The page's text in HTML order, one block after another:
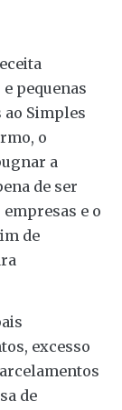
e pequenas
ao Simples
o
a
de ser
e o
de
excesso
de